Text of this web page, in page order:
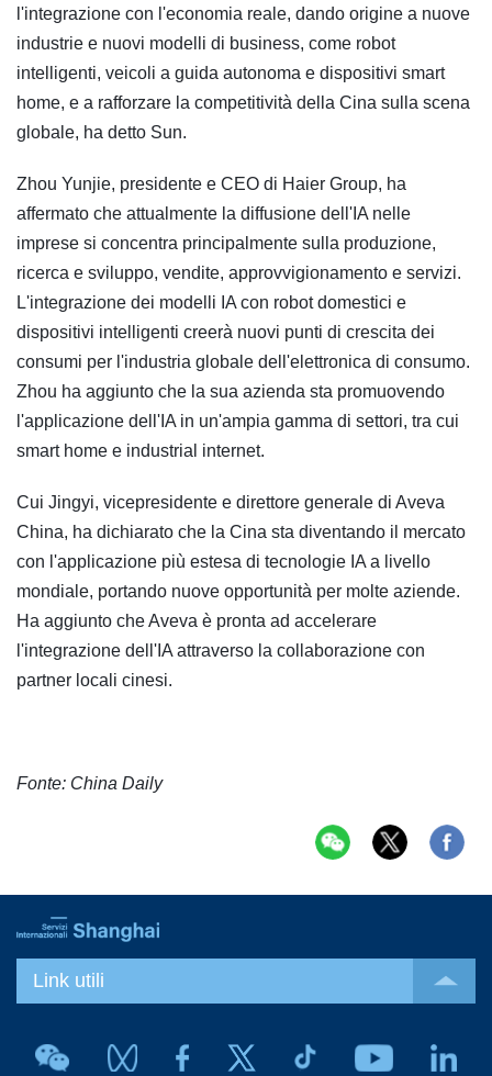
l'integrazione con l'economia reale, dando origine a nuove
industrie e nuovi modelli di business, come robot
intelligenti, veicoli a guida autonoma e dispositivi smart
home, e a rafforzare la competitività della Cina sulla scena
globale, ha detto Sun.
Zhou Yunjie, presidente e CEO di Haier Group, ha
affermato che attualmente la diffusione dell'IA nelle
imprese si concentra principalmente sulla produzione,
ricerca e sviluppo, vendite, approvvigionamento e servizi.
L'integrazione dei modelli IA con robot domestici e
dispositivi intelligenti creerà nuovi punti di crescita dei
consumi per l'industria globale dell'elettronica di consumo.
Zhou ha aggiunto che la sua azienda sta promuovendo
l'applicazione dell'IA in un'ampia gamma di settori, tra cui
smart home e industrial internet.
Cui Jingyi, vicepresidente e direttore generale di Aveva
China, ha dichiarato che la Cina sta diventando il mercato
con l'applicazione più estesa di tecnologie IA a livello
mondiale, portando nuove opportunità per molte aziende.
Ha aggiunto che Aveva è pronta ad accelerare
l'integrazione dell'IA attraverso la collaborazione con
partner locali cinesi.
Fonte: China Daily
Link utili